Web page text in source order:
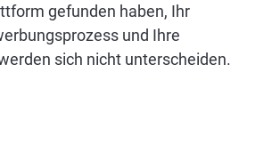
gefunden haben, Ihr
und Ihre
sich nicht unterscheiden.